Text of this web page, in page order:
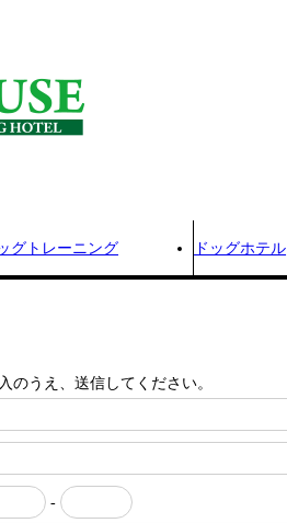
グトレーニング ドッグホテル
のうえ、送信してください。
-